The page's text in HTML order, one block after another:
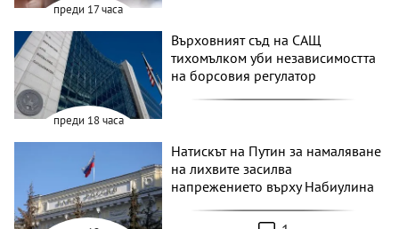
преди 17 часа
преди 18 часа
Върховният съд на САЩ
тихомълком уби независимостта
на борсовия регулатор
Натискът на Путин за намаляване
на лихвите засилва
напрежението върху Набиулина